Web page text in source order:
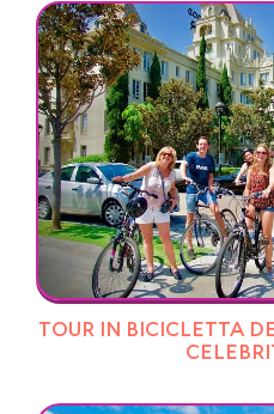
TOUR IN BICICLETTA